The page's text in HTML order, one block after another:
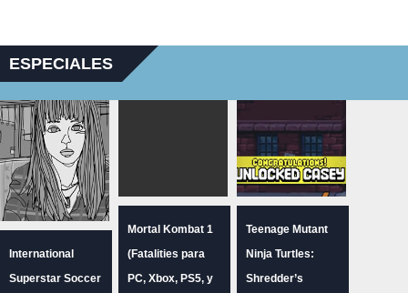
ESPECIALES
International
Superstar Soccer
Mortal Kombat 1
(Fatalities para
PC, Xbox, PS5, y
Teenage Mutant
Ninja Turtles:
Shredder’s